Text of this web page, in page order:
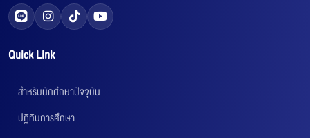
Quick Link
สำหรับนักศึกษาปัจจุบัน
ปฏิทินการศึกษา